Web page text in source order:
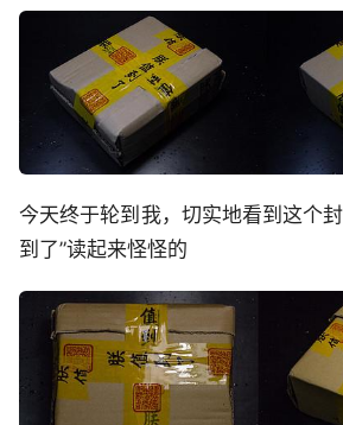
今天终于轮到我，切实地看到这个
到了”读起来怪怪的